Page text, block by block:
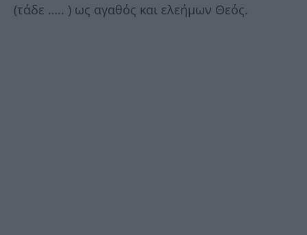
(τάδε ….. ) ως αγαθός και ελεήμων Θεός.